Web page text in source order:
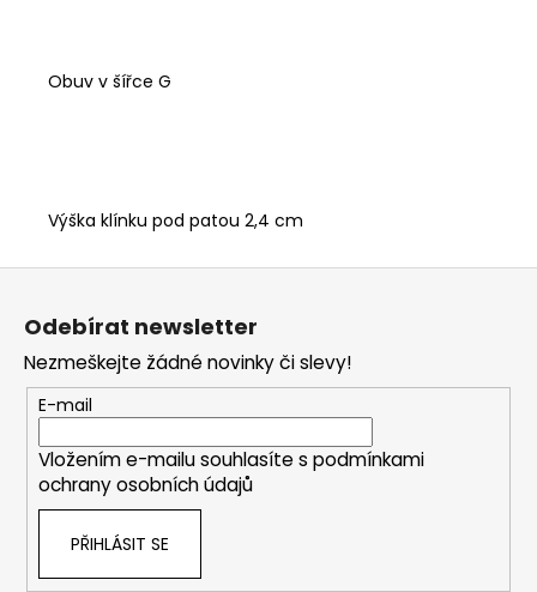
Obuv v šířce G
Výška klínku pod patou 2,4 cm
Z
Odebírat newsletter
Nezmeškejte žádné novinky či slevy!
E-mail
Vložením e-mailu souhlasíte s podmínkami
ochrany osobních údajů
PŘIHLÁSIT SE